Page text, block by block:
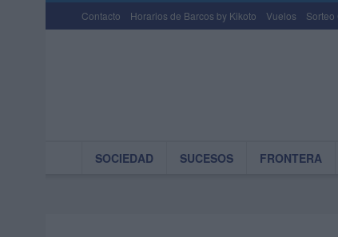
Contacto Horarios de Barcos by Kikoto Vuelos Sorteo
SOCIEDAD SUCESOS FRONTERA